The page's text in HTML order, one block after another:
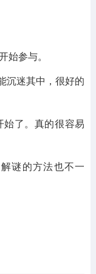
参与。
沉迷其中，很好的
了。真的很容易
谜的方法也不一